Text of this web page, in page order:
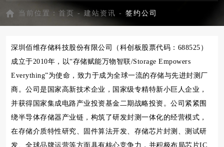
当前位置： 首页 - 建站资讯 - 签约公司
深圳佰维存储科技股份有限公司（科创板股票代码：688525）
成立于2010年，以“存储赋能万物智联/Storage Empowers
Everything”为使命，致力于成为全球一流的存储与先进封测厂
商。公司是国家高新技术企业，国家级专精特新小巨人企业，
并获得国家集成电路产业投资基金二期战略投资。公司紧紧围
绕半导体存储器产业链，构筑了研发封测一体化的经营模式，
在存储介质特性研究、固件算法开发、存储芯片封测、测试研
发、全球品牌运营等方面具有核心竞争力，并积极布局芯片IC